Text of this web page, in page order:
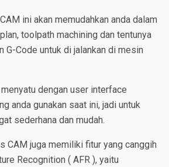
ini akan memudahkan anda dalam
toolpath machining dan tentunya
G-Code untuk di jalankan di mesin
dengan user interface
anda gunakan saat ini, jadi untuk
sederhana dan mudah.
CAM juga memiliki fitur yang canggih
Recognition ( AFR ), yaitu